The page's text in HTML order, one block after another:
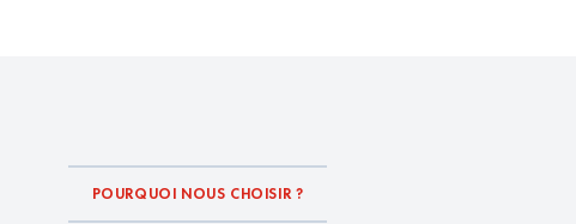
POURQUOI NOUS CHOISIR ?